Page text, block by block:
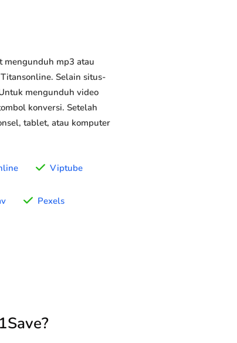
mengunduh mp3 atau
Selain situs-
mengunduh video
konversi. Setelah
tablet, atau komputer
Viptube
Pexels